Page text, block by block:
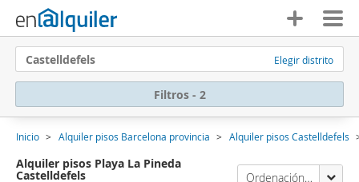
Castelldefels Elegir distrito
Filtros - 2
Inicio Alquiler pisos Barcelona provincia Alquiler pisos Castelldefels
Alquiler pisos Playa La Pineda
Castelldefels
Ordenación Enalquiler